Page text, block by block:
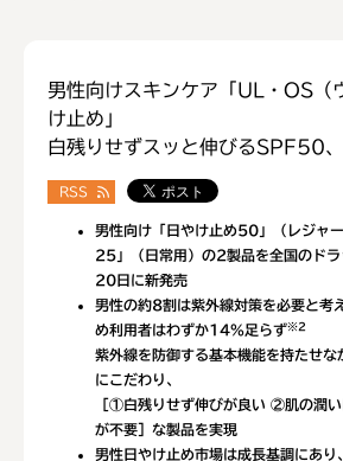
男性向けスキンケア「UL・OS（
け止め」
白残りせずスッと伸びるSPF50
RSS
男性向け「日やけ止め50」（レジャ
25」（日常用）の2製品を全国のド
20日に新発売
男性の約8割は紫外線対策を必要と考
め利用者はわずか14%足らず※2
紫外線を防御する基本機能を持たせな
にこだわり、
［①白残りせず伸びが良い ②肌の潤
が不要］な製品を実現
男性日やけ止め市場は成長基調にあ